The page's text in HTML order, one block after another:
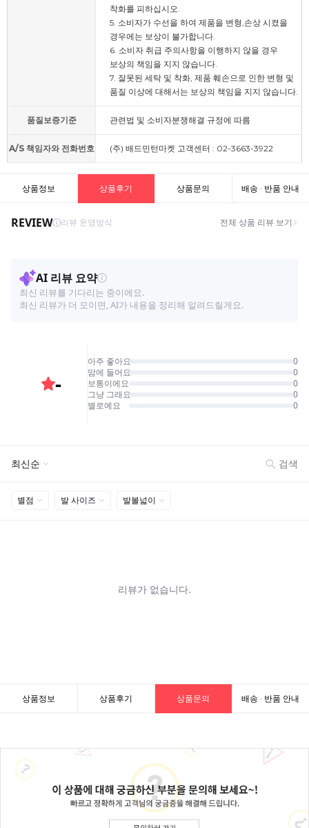
착화를 피하십시오.
5. 소비자가 수선을 하여 제품을 변형,손상 시켰을
경우에는 보상이 불가합니다.
6. 소비자 취급 주의사항을 이행하지 않을 경우
보상의 책임을 지지 않습니다.
7. 잘못된 세탁 및 착화, 제품 훼손으로 인한 변형 및
품질 이상에 대해서는 보상의 책임을 지지 않습니다.
품질보증기준 관련법 및 소비자분쟁해결 규정에 따름
A/S 책임자와 전화번호 (주) 배드민턴마켓 고객센터 : 02-3663-3922
상품정보 상품후기 상품문의 배송 · 반품 안내
상품정보 상품후기 상품문의 배송 · 반품 안내